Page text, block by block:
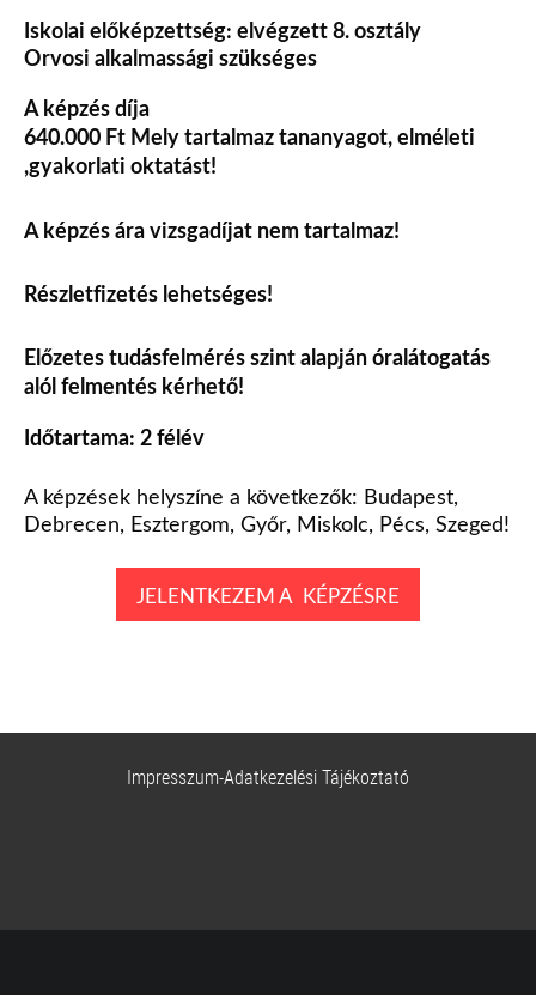
Iskolai előképzettség: elvégzett 8. osztály
Orvosi alkalmassági szükséges
A képzés díja
640.000 FtMely tartalmaz tananyagot, elméleti
,gyakorlati oktatást!
A képzés ára vizsgadíjat nem tartalmaz!
Részletfizetés lehetséges!
Előzetes tudásfelmérés szint alapjánóralátogatás
alól felmentés kérhető!
Időtartama: 2 félév
A képzések helyszíne a következők: Budapest,
Debrecen, Esztergom, Győr, Miskolc, Pécs, Szeged!
JELENTKEZEM A KÉPZÉSRE
Impresszum-Adatkezelési Tájékoztató